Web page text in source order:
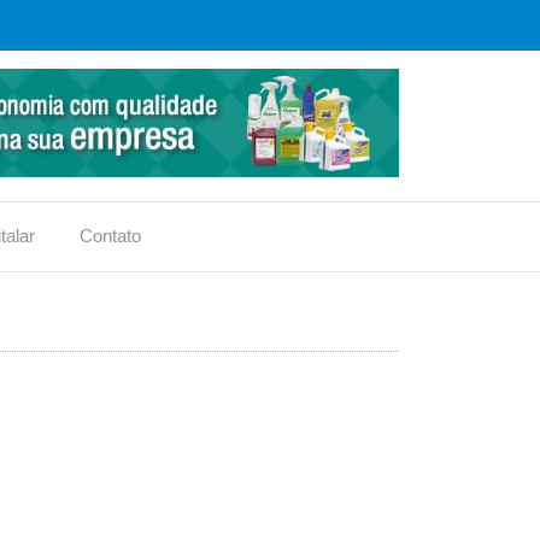
Contato